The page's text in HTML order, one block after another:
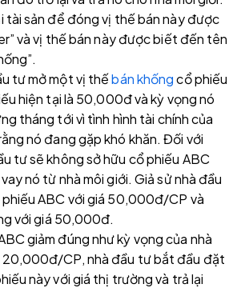
tài sản để đóng vị thế bán này được
và vị thế bán này được biết đến tên
tư mở một vị thếbán khốngcổ phiếu
hiện tại là 50,000đ và kỳ vọng nó
tháng tới vì tình hình tài chính của
nó đang gặp khó khăn. Đối với
tư sẽ không sở hữu cổ phiếu ABC
nó từ nhà môi giới. Giả sử nhà đầu
ABC với giá 50,000đ/CP và
với giá 50,000đ.
giảm đúng như kỳ vọng của nhà
20,000đ/CP, nhà đầu tư bắt đầu đặt
này với giá thị trường và trả lại